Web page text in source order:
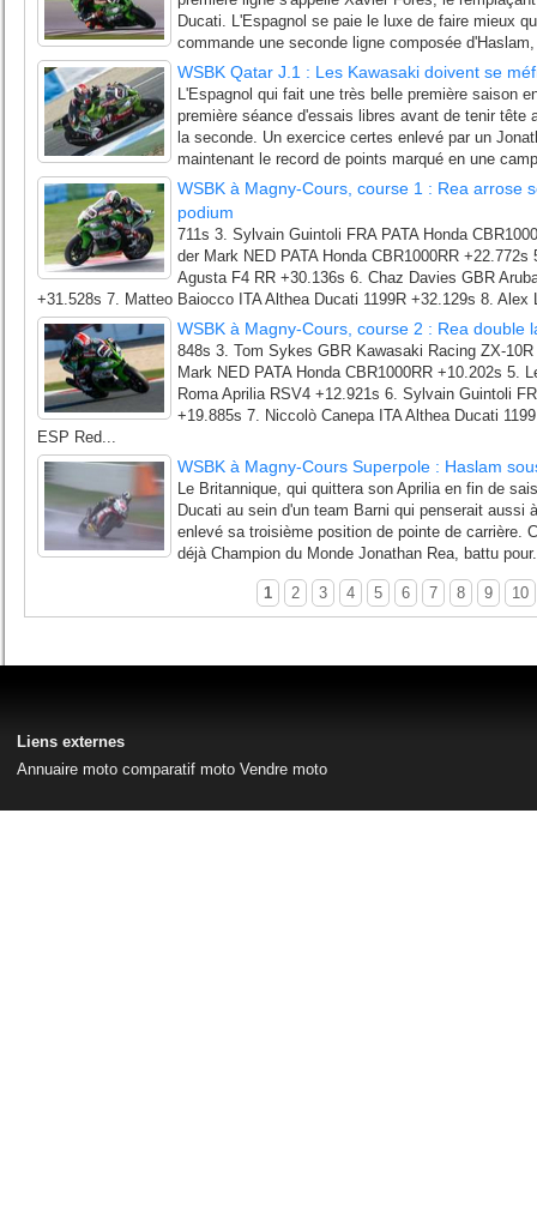
Ducati. L'Espagnol se paie le luxe de faire mieux
commande une seconde ligne composée
WSBK Qatar J.1 : Les Kawasaki doivent se
L'Espagnol qui fait une très belle première saison
première séance d'essais libres avant de tenir tête
la seconde. Un exercice certes enlevé par un
maintenant le record de points marqué en une
WSBK à Magny-Cours, course 1 : Rea arrose
podium
711s 3. Sylvain Guintoli FRA PATA Honda
der Mark NED PATA Honda CBR1000RR
Agusta F4 RR +30.136s 6. Chaz Davies GBR
+31.528s 7. Matteo Baiocco ITA Althea Ducati 1199R +32.129s 8. Alex
WSBK à Magny-Cours, course 2 : Rea double
848s 3. Tom Sykes GBR Kawasaki Racing ZX-
Mark NED PATA Honda CBR1000RR +10.202s 5.
Roma Aprilia RSV4 +12.921s 6. Sylvain Guintoli
+19.885s 7. Niccolò Canepa ITA Althea Ducati
ESP Red...
WSBK à Magny-Cours Superpole : Haslam
Le Britannique, qui quittera son Aprilia en fin de
Ducati au sein d'un team Barni qui penserait aussi
enlevé sa troisième position de pointe de carrière.
déjà Champion du Monde Jonathan Rea, battu
1 2 3 4 5 6 7 8 9 10
Liens externes
Annuaire moto comparatif moto Vendre moto